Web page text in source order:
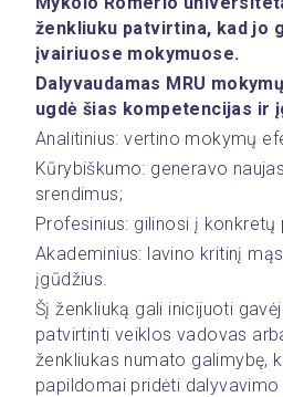
ženkliuku patvirtina, kad jo
įvairiuose mokymuose.
Dalyvaudamas MRU
ugdė šias kompetencijas ir
Analitinius: vertino mokymų
Kūrybiškumo: generavo
srendimus;
Profesinius: gilinosi į konkretų
Akademinius: lavino kritinį
įgūdžius.
Šį ženkliuką gali inicijuoti
patvirtinti veiklos vadovas
ženkliukas numato galimybę,
papildomai pridėti